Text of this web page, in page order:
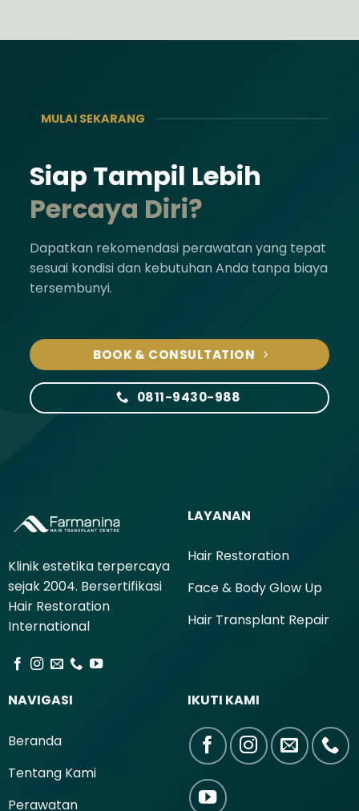
MULAI SEKARANG
Siap Tampil Lebih
Percaya Diri?
Dapatkan rekomendasi perawatan yang tepat
sesuai kondisi dan kebutuhan Anda tanpa biaya
tersembunyi.
BOOK & CONSULTATION
0811-9430-988
Klinik estetika terpercaya
sejak 2004. Bersertifikasi
Hair Restoration
International
LAYANAN
Hair Restoration
Face & Body Glow Up
Hair Transplant Repair
NAVIGASI
Beranda
Tentang Kami
Perawatan
IKUTI KAMI